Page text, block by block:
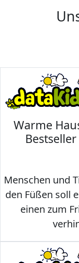
Warme
Menschen und
den Füßen soll
einen zum